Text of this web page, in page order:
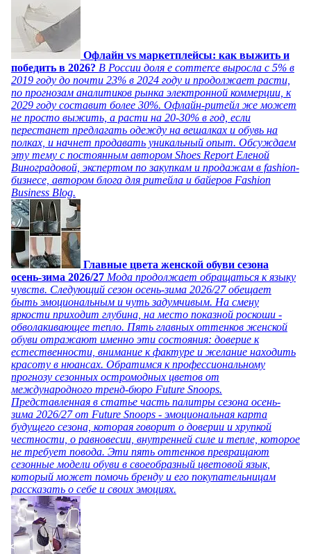
Офлайн vs маркетплейсы: как выжить и
победить в 2026? В России доля e commerce выросла с 5% в
2019 году до почти 23% в 2024 году и продолжает расти,
по прогнозам аналитиков рынка электронной коммерции, к
2029 году составит более 30%. Офлайн-ритейл же может
не просто выжить, а расти на 20-30% в год, если
перестанет предлагать одежду на вешалках и обувь на
полках, и начнет продавать уникальный опыт. Обсуждаем
эту тему с постоянным автором Shoes Report Еленой
Виноградовой, экспертом по закупкам и продажам в fashion-
бизнесе, автором блога для ритейла и байеров Fashion
Business Blog.
Главные цвета женской обуви сезона
осень-зима 2026/27 Мода продолжает обращаться к языку
чувств. Следующий сезон осень-зима 2026/27 обещает
быть эмоциональным и чуть задумчивым. На смену
яркости приходит глубина, на место показной роскоши -
обволакивающее тепло. Пять главных оттенков женской
обуви отражают именно эти состояния: доверие к
естественности, внимание к фактуре и желание находить
красоту в нюансах. Обратимся к профессиональному
прогнозу сезонных остромодных цветов от
международного тренд-бюро Future Snoops.
Представленная в статье часть палитры сезона осень-
зима 2026/27 от Future Snoops - эмоциональная карта
будущего сезона, которая говорит о доверии и хрупкой
честности, о равновесии, внутренней силе и тепле, которое
не требует повода. Эти пять оттенков превращают
сезонные модели обуви в своеобразный цветовой язык,
который может помочь бренду и его покупательницам
рассказать о себе и своих эмоциях.